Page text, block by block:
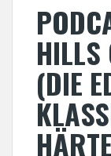
HILLS
(DIE